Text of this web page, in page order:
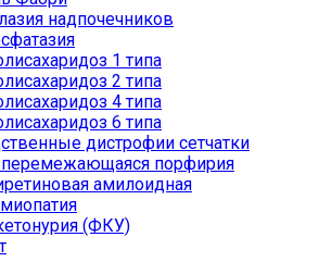
надпочечников
1 типа
2 типа
4 типа
6 типа
дистрофии сетчатки
перемежающаяся порфирия
амилоидная
(ФКУ)